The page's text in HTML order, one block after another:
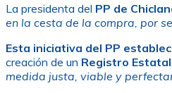
La presidenta del PP de
en la cesta de la compra, por
Esta iniciativa del PP
creación de un Registro
medida justa, viable y